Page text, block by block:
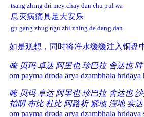
tsang zhing dri mey chay dan chu pul wa
息灭病痛具足大安乐
gu gang zhug ngu zhi zhing de dang dan
如是观想，同时将净水缓缓注入铜盘
唵 贝玛 卓达 阿里也 珍巴拉 舍达也
om payma droda arya dzambhala hridaya
唵 贝玛 卓达 阿里也 珍巴拉 舍达也
拍阴 布比 杜比 阿路祈 紧地 湼地 实
om payma droda arya dzambhala